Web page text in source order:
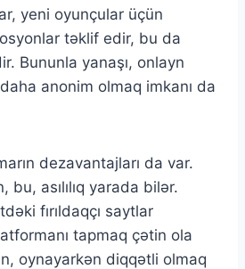
yeni oyunçular üçün
təklif edir, bu da
Bununla yanaşı, onlayn
anonim olmaq imkanı da
dezavantajları da var.
bu, asılılıq yarada bilər.
fırıldaqçı saytlar
tapmaq çətin ola
oynayarkən diqqətli olmaq